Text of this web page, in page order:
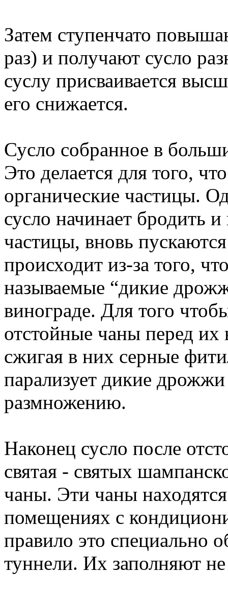
Затем ступенчато
раз) и получают сусло
суслу присваивается
его снижается.
Сусло собранное в
Это делается для того,
органические частицы.
сусло начинает бродить
частицы, вновь
происходит из-за того,
называемые “дикие
винограде. Для того
отстойные чаны перед
сжигая в них серные
парализует дикие
размножению.
Наконец сусло после
святая - святых
чаны. Эти чаны
помещениях с
правило это специально
туннели. Их заполняют